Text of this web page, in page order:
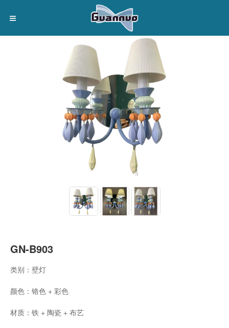
GN-B903
类别：壁灯
颜色：铬色 + 彩色
材质：铁 + 陶瓷 + 布艺